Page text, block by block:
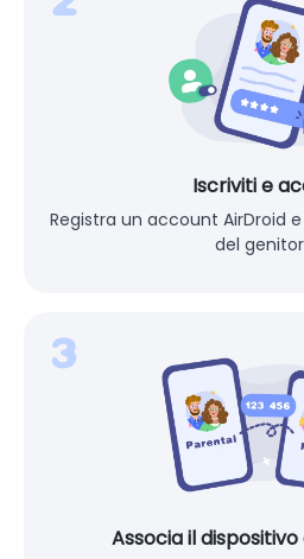
Iscriviti e
Registra un account AirDroid
del
Associa il